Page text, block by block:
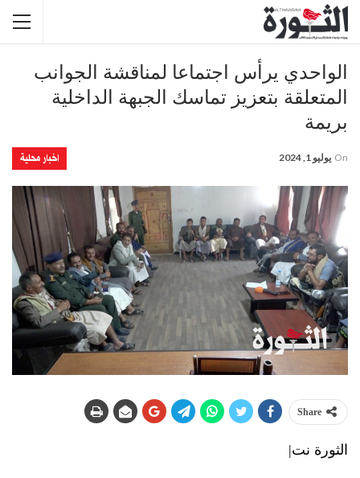
الواحدي يرأس اجتماعا لمناقشة الجوانب
المتعلقة بتعزيز تماسك الجبهة الداخلية
بريمة
اخبار محلية On يوليو 1, 2024
Share
الثورة نت|